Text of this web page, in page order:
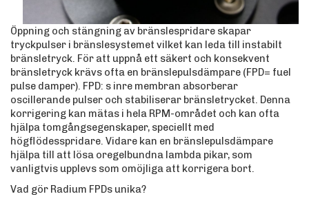
Öppning och stängning av bränslespridare skapar
tryckpulser i bränslesystemet vilket kan leda till instabilt
bränsletryck. För att uppnå ett säkert och konsekvent
bränsletryck krävs ofta en bränslepulsdämpare (FPD= fuel
pulse damper). FPD: s inre membran absorberar
oscillerande pulser och stabiliserar bränsletrycket. Denna
korrigering kan mätas i hela RPM-området och kan ofta
hjälpa tomgångsegenskaper, speciellt med
högflödesspridare. Vidare kan en bränslepulsdämpare
hjälpa till att lösa oregelbundna lambda pikar, som
vanligtvis upplevs som omöjliga att korrigera bort.
Vad gör Radium FPDs unika?